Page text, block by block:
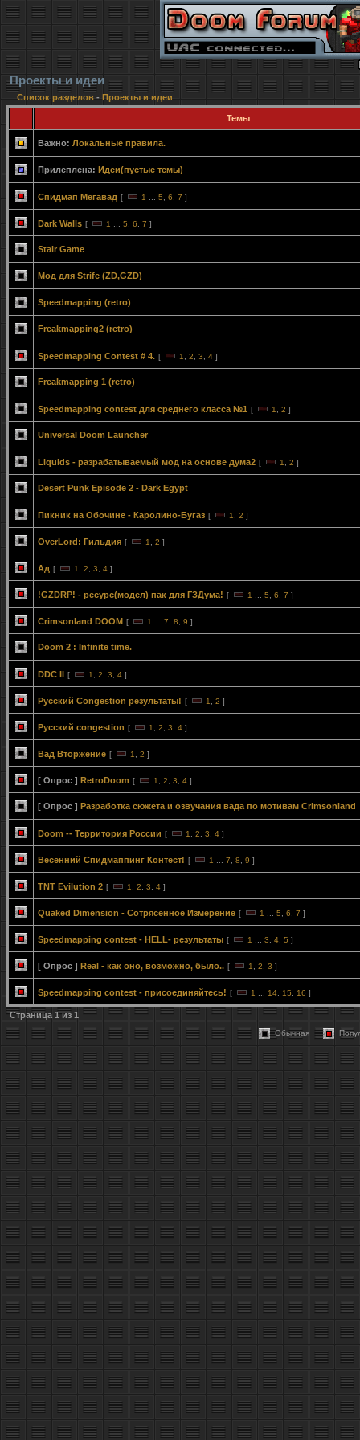
Проекты и идеи
Список разделов - Проекты и идеи
Темы
Важно: Локальные правила.
Прилеплена: Идеи(пустые темы)
Спидмап Мегавад [ 1 5 6 7 ]
Dark Walls [ 1 5 6 7 ]
Stair Game
Мод для Strife (ZD,GZD)
Speedmapping (retro)
Freakmapping2 (retro)
Speedmapping Contest # 4. [ 1 2 3 4 ]
Freakmapping 1 (retro)
Speedmapping contest для среднего класса №1 [ 1 2 ]
Universal Doom Launcher
Liquids - разрабатываемый мод на основе дума2 [ 1 2 ]
Desert Punk Episode 2 - Dark Egypt
Пикник на Обочине - Каролино-Бугаз [ 1 2 ]
OverLord: Гильдия [ 1 2 ]
Ад [ 1 2 3 4 ]
!GZDRP! - ресурс(модел) пак для ГЗДума! [ 1 5 6 7 ]
Crimsonland DOOM [ 1 7 8 9 ]
Doom 2 : Infinite time.
DDC II [ 1 2 3 4 ]
Русский Congestion результаты! [ 1 2 ]
Русский congestion [ 1 2 3 4 ]
Вад Вторжение [ 1 2 ]
[ Опрос ] RetroDoom [ 1 2 3 4 ]
[ Опрос ] Разработка сюжета и озвучания вада по мотивам Crimsonland
Doom -- Территория России [ 1 2 3 4 ]
Весенний Спидмаппинг Контест! [ 1 7 8 9 ]
TNT Evilution 2 [ 1 2 3 4 ]
Quaked Dimension - Сотрясенное Измерение [ 1 5 6 7 ]
Speedmapping contest - HELL- результаты [ 1 3 4 5 ]
[ Опрос ] Real - как оно, возможно, было.. [ 1 2 3 ]
Speedmapping contest - присоединяйтесь! [ 1 14 15 16 ]
Страница 1из 1
Обычная